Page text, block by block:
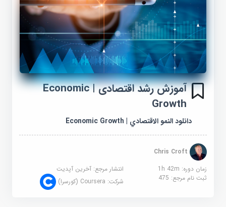
آموزش رشد اقتصادی | Economic
Growth
دانلود النمو الاقتصادي | Economic Growth
Chris Croft
زمان دوره: 1h 42m
انتشار مرجع:آخرین آپدیت
ثبت نام مرجع:475 شرکت:Coursera (کورسرا)